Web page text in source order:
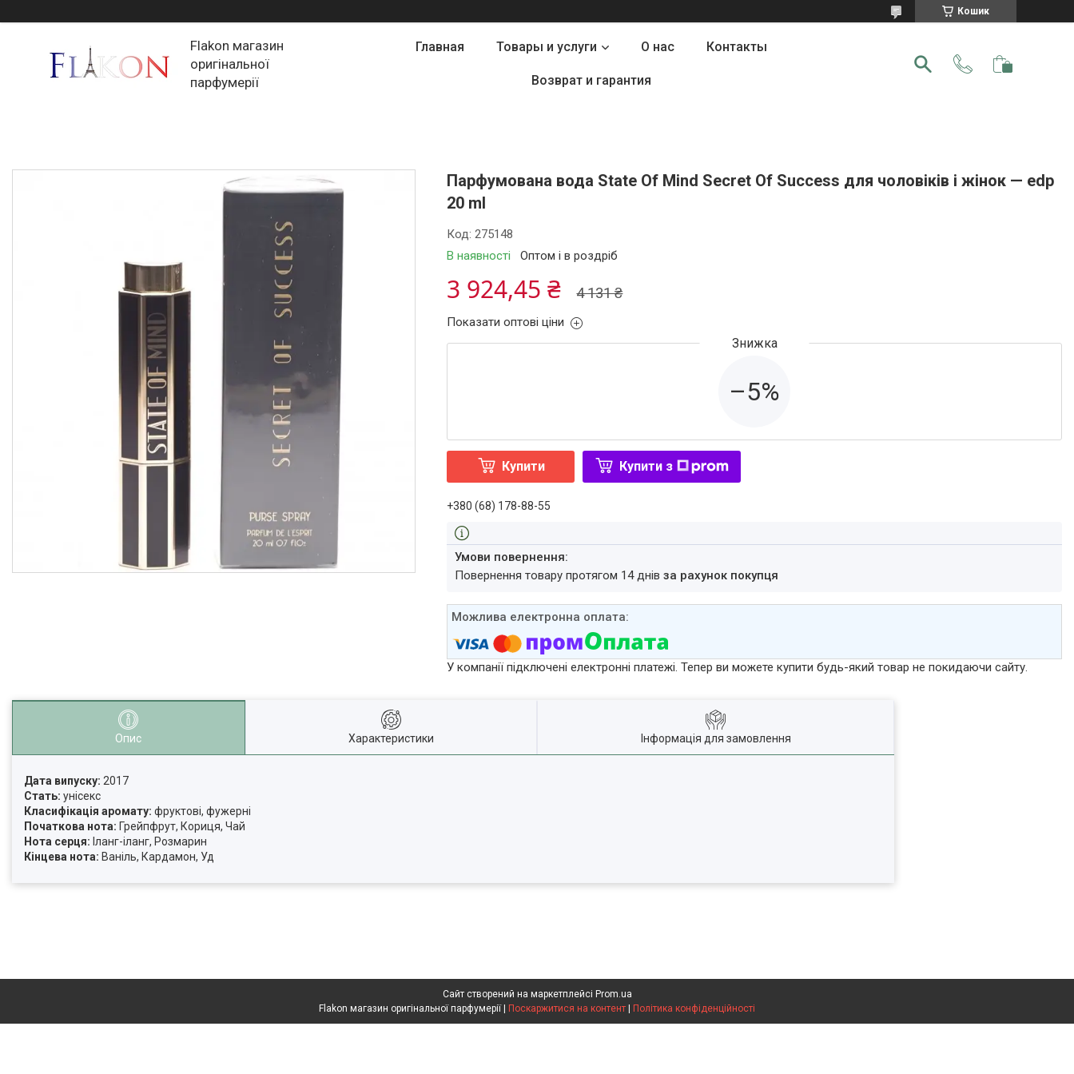
Кошик
Flakon магазин
оригінальної
парфумерії
Главная Товары и услуги О нас Контакты
Возврат и гарантия
Парфумована вода State Of Mind Secret Of Success для чоловіків і жінок — edp
20 ml
В наявності Оптом і в роздріб
Код:275148
4 131 ₴
3 924,45 ₴
Показати оптові ціни
–5%
Купити Купити з
+380 (68) 178-88-55
повернення товару протягом 14 днівза рахунок покупця
У компанії підключені електронні платежі. Тепер ви можете купити будь-який товар не покидаючи сайту.
Опис Характеристики Інформація для замовлення
Дата випуску: 2017
Стать: унісекс
Класифікація аромату: фруктові, фужерні
Початкова нота: Грейпфрут, Кориця, Чай
Нота серця: Іланг-іланг, Розмарин
Кінцева нота: Ваніль, Кардамон, Уд
Сайт створений на маркетплейсі Prom.ua
Поскаржитися на контент Політика конфіденційності